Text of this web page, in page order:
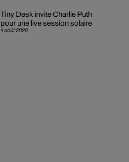
4 août 2026
Tiny Desk invite Charlie Puth
pour une live session solaire